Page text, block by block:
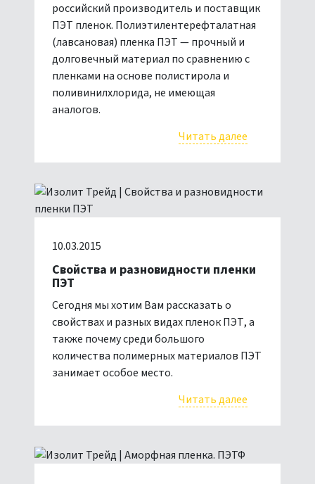
российский производитель и поставщик
ПЭТ пленок. Полиэтилентерефталатная
(лавсановая) пленка ПЭТ — прочный и
долговечный материал по сравнению с
пленками на основе полистирола и
поливинилхлорида, не имеющая
аналогов.
Читать далее
10.03.2015
Свойства и разновидности пленки
ПЭТ
Сегодня мы хотим Вам рассказать о
свойствах и разных видах пленок ПЭТ, а
также почему среди большого
количества полимерных материалов ПЭТ
занимает особое место.
Читать далее